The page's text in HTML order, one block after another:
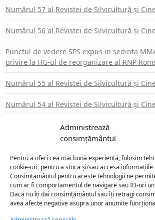
Administrează
consimțământul
Pentru a oferi cea mai bună experiență, folosim
cookie-uri, pentru a stoca și/sau accesa
Consimțământul pentru aceste tehnologii ne
cum ar fi comportamentul de navigare sau ID-uri
Dacă nu îți dai consimțământul sau îți retragi
avea afecte negative asupra unor anumite
Numărul 57 al Revistei de Silvicultură şi
Numărul 56 al Revistei de Silvicultură şi
Punctul de vedere SPS expus in sedinta
privire la HG-ul de reorganizare al RNP
Numărul 55 al Revistei de Silvicultură şi
Numărul 54 al Revistei de Silvicultură şi
martie 2026
septembrie
iulie 2025
mai 2025
martie 2025
februarie
martie 2019
ianuarie